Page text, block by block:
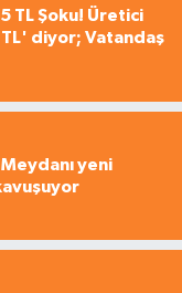
TL Şoku! Üretici
diyor; Vatandaş
yeni